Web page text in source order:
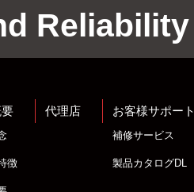
Reliability
徴
代理店 お客様サポート
補修サービス
製品カタログDL